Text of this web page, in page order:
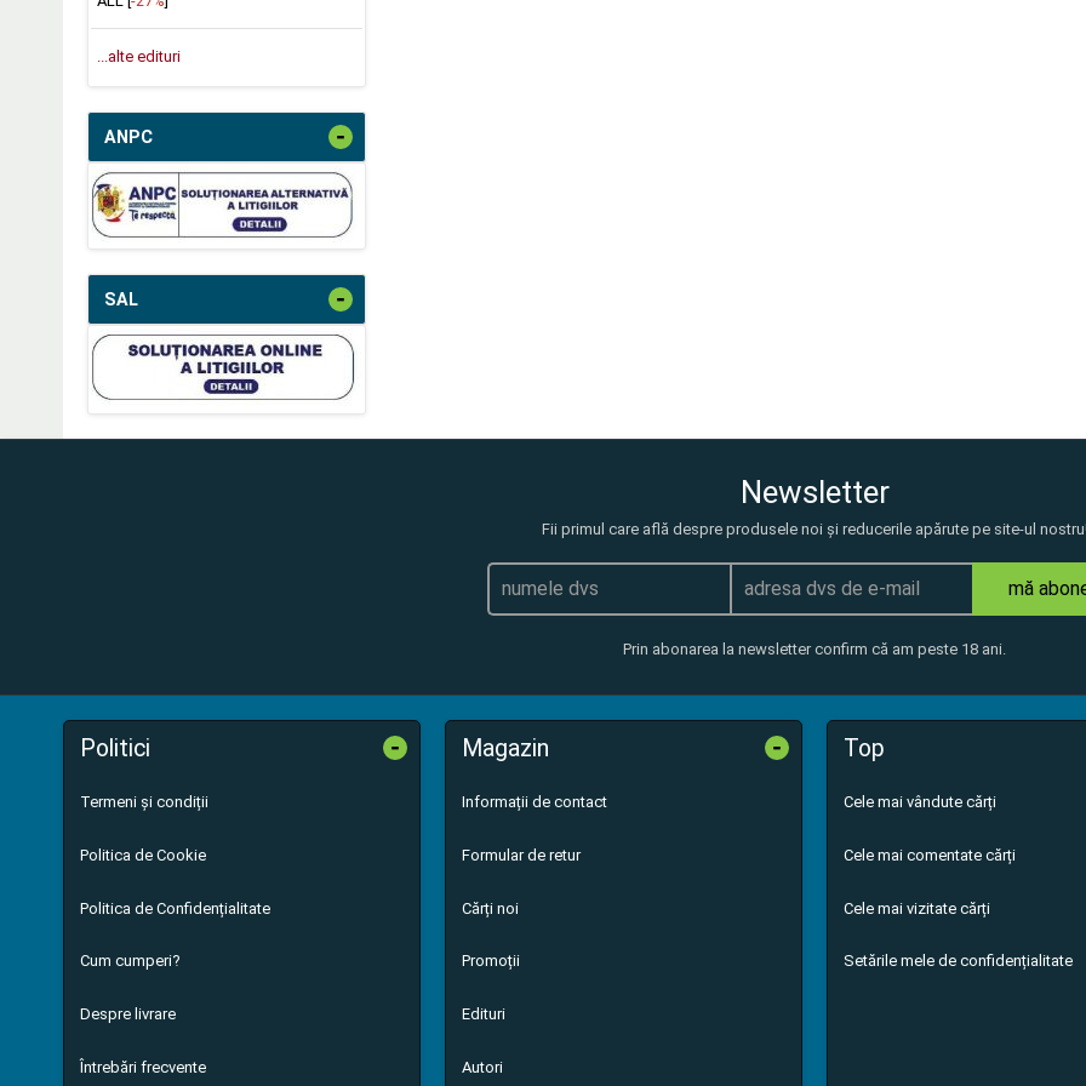
...alte edituri
ANPC -
SAL -
Newsletter
Fii primul care află despre produsele noi și reducerile apărute pe site-ul
mă
Prin abonarea la newsletter confirm că am peste 18 ani.
Politici -
Termeni și condiții
Politica de Cookie
Politica de Confidențialitate
Cum cumperi?
Despre livrare
Întrebări frecvente
Magazin -
Informații de contact
Formular de retur
Cărți noi
Promoții
Edituri
Autori
Top
Cele mai vândute cărți
Cele mai comentate cărți
Cele mai vizitate cărți
Setările mele de confidențialitate